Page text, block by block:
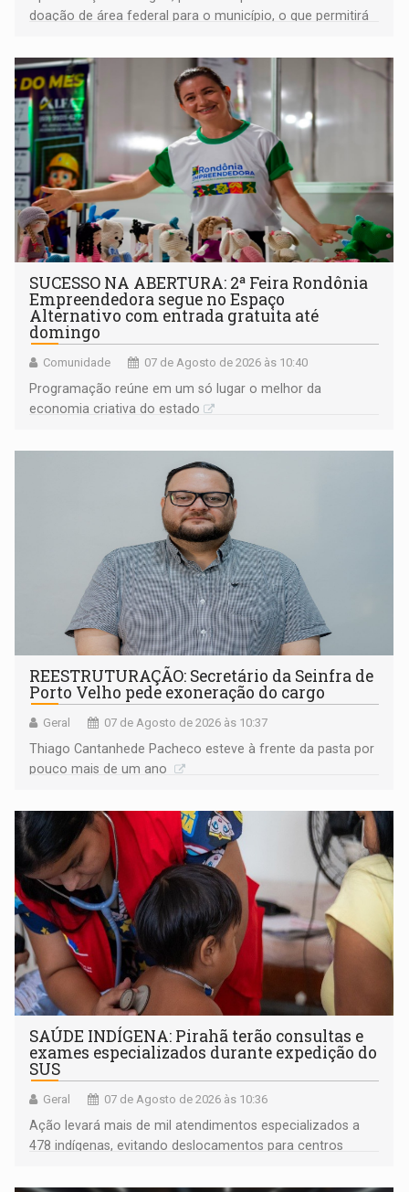
doação de área federal para o município, o que permitirá
SUCESSO NA ABERTURA: 2ª Feira Rondônia
Empreendedora segue no Espaço
Alternativo com entrada gratuita até
domingo
Comunidade 07 de Agosto de 2026 às 10:40
Programação reúne em um só lugar o melhor da
economia criativa do estado
REESTRUTURAÇÃO: Secretário da Seinfra de
Porto Velho pede exoneração do cargo
Geral 07 de Agosto de 2026 às 10:37
Thiago Cantanhede Pacheco esteve à frente da pasta por
pouco mais de um ano
SAÚDE INDÍGENA: Pirahã terão consultas e
exames especializados durante expedição do
SUS
Geral 07 de Agosto de 2026 às 10:36
Ação levará mais de mil atendimentos especializados a
478 indígenas, evitando deslocamentos para centros